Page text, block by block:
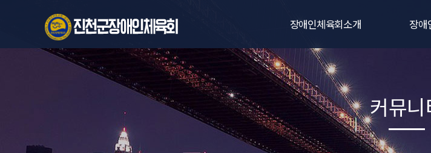
장애인체육회소개
인사말
연혁
비전
직원 및 임원현황
조직 및 기구
장애
커뮤니